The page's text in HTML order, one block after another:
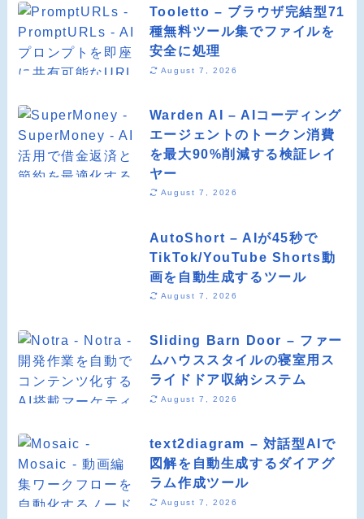
Tooletto – ブラウザ完結型71
種無料ツール集でファイルを
安全に処理
August 7, 2026
Warden AI – AIコーディング
エージェントのトークン消費
を最大90%削減する検証レイ
ヤー
August 7, 2026
AutoShort – AIが45秒で
TikTok/YouTube Shorts動
画を自動生成するツール
August 7, 2026
Sliding Barn Door – ファー
ムハウススタイルの寝室用ス
ライドドア収納システム
August 7, 2026
text2diagram – 対話型AIで
図解を自動生成するダイアグ
ラム作成ツール
August 7, 2026